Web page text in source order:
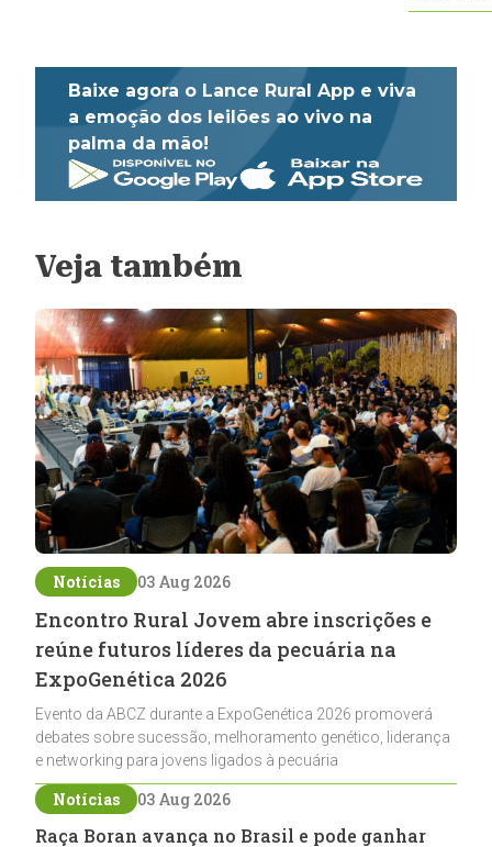
Baixe agora o Lance Rural App e viva
a emoção dos leilões ao vivo na
palma da mão!
Veja também
Notícias 03 Aug 2026
Encontro Rural Jovem abre inscrições e
reúne futuros líderes da pecuária na
ExpoGenética 2026
Evento da ABCZ durante a ExpoGenética 2026 promoverá
debates sobre sucessão, melhoramento genético, liderança
e networking para jovens ligados à pecuária
Notícias 03 Aug 2026
Raça Boran avança no Brasil e pode ganhar